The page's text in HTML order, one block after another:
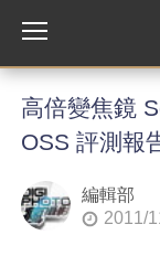
高倍變焦鏡
OSS 評測報
編輯部
2011/